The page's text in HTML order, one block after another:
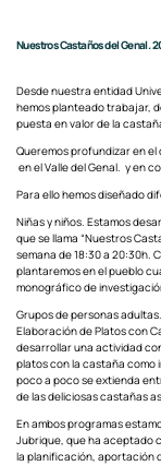
Nuestros Castaños del Genal.
Desde nuestra entidad
hemos planteado trabajar,
puesta en valor de la
Queremos profundizar en
en el Valle del Genal. y en
Para ello hemos diseñado
Niñas y niños. Estamos
que se llama “Nuestros
semana de 18:30 a 20:30h.
plantaremos en el pueblo
monográfico de
Grupos de personas
Elaboración de Platos con
desarrollar una actividad
platos con la castaña como
poco a poco se extienda
de las deliciosas castañas
En ambos programas
Jubrique, que ha aceptado
la planificación, aportación